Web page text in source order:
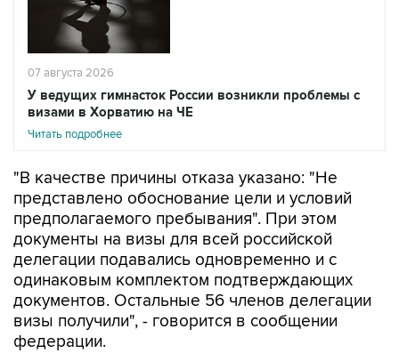
07 августа 2026
У ведущих гимнасток России возникли проблемы с
визами в Хорватию на ЧЕ
Читать подробнее
"В качестве причины отказа указано: "Не
представлено обоснование цели и условий
предполагаемого пребывания". При этом
документы на визы для всей российской
делегации подавались одновременно и с
одинаковым комплектом подтверждающих
документов. Остальные 56 членов делегации
визы получили", - говорится в сообщении
федерации.